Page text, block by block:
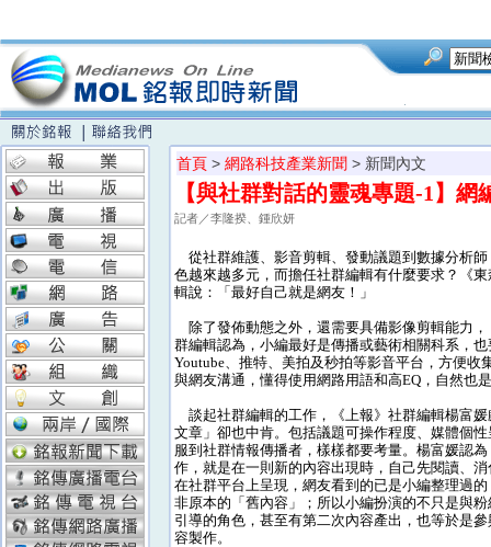
首頁 > 網路科技產業新聞 > 新聞內文
【與社群對話的靈魂專題-1】
記者／李隆揆、鍾欣妍
從社群維護、影音剪輯、發動議題到數據分析
色越來越多元，而擔任社群編輯有什麼要求？《
輯說：「最好自己就是網友！」
除了發佈動態之外，還需要具備影像剪輯能力
群編輯認為，小編最好是傳播或藝術相關科系，
Youtube、推特、美拍及秒拍等影音平台，方便收
與網友溝通，懂得使用網路用語和高EQ，自然也
談起社群編輯的工作，《上報》社群編輯楊富
文章」卻也中肯。包括議題可操作程度、媒體個
服到社群情報傳播者，樣樣都要考量。楊富媛認
作，就是在一則新的內容出現時，自己先閱讀、
在社群平台上呈現，網友看到的已是小編整理過
非原本的「舊內容」；所以小編扮演的不只是與
引導的角色，甚至有第二次內容產出，也等於是
容製作。